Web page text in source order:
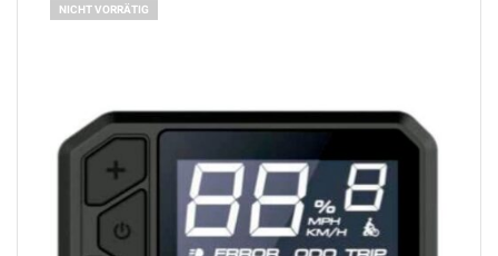
NICHT VORRÄTIG